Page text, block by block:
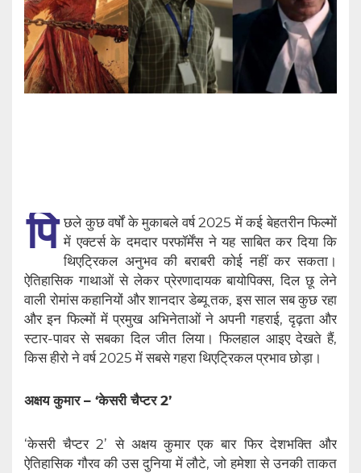
पि छले कुछ वर्षों के मुकाबले वर्ष 2025 में कई बेहतरीन फिल्मों
में एक्टर्स के दमदार परफॉर्मेंस ने यह साबित कर दिया कि
थिएट्रिकल अनुभव की बराबरी कोई नहीं कर सकता।
ऐतिहासिक गाथाओं से लेकर प्रेरणादायक बायोपिक्स, दिल छू लेने
वाली रोमांस कहानियों और शानदार डेब्यू तक, इस साल सब कुछ रहा
और इन फिल्मों में प्रमुख अभिनेताओं ने अपनी गहराई, दृढ़ता और
स्टार-पावर से सबका दिल जीत लिया। फिलहाल आइए देखते हैं,
किस हीरो ने वर्ष 2025 में सबसे गहरा थिएट्रिकल प्रभाव छोड़ा।
अक्षय कुमार – ‘केसरी चैप्टर 2’
‘केसरी चैप्टर 2’ से अक्षय कुमार एक बार फिर देशभक्ति और
ऐतिहासिक गौरव की उस दुनिया में लौटे, जो हमेशा से उनकी ताकत